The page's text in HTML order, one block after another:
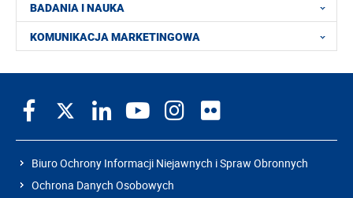
BADANIA I NAUKA
KOMUNIKACJA MARKETINGOWA
Biuro Ochrony Informacji Niejawnych i Spraw Obronnych
Ochrona Danych Osobowych